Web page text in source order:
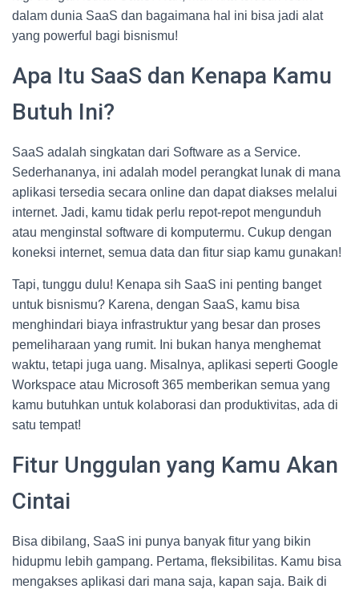
dalam dunia SaaS dan bagaimana hal ini bisa jadi alat
yang powerful bagi bisnismu!
Apa Itu SaaS dan Kenapa Kamu
Butuh Ini?
SaaS adalah singkatan dari Software as a Service.
Sederhananya, ini adalah model perangkat lunak di mana
aplikasi tersedia secara online dan dapat diakses melalui
internet. Jadi, kamu tidak perlu repot-repot mengunduh
atau menginstal software di komputermu. Cukup dengan
koneksi internet, semua data dan fitur siap kamu gunakan!
Tapi, tunggu dulu! Kenapa sih SaaS ini penting banget
untuk bisnismu? Karena, dengan SaaS, kamu bisa
menghindari biaya infrastruktur yang besar dan proses
pemeliharaan yang rumit. Ini bukan hanya menghemat
waktu, tetapi juga uang. Misalnya, aplikasi seperti Google
Workspace atau Microsoft 365 memberikan semua yang
kamu butuhkan untuk kolaborasi dan produktivitas, ada di
satu tempat!
Fitur Unggulan yang Kamu Akan
Cintai
Bisa dibilang, SaaS ini punya banyak fitur yang bikin
hidupmu lebih gampang. Pertama, fleksibilitas. Kamu bisa
mengakses aplikasi dari mana saja, kapan saja. Baik di